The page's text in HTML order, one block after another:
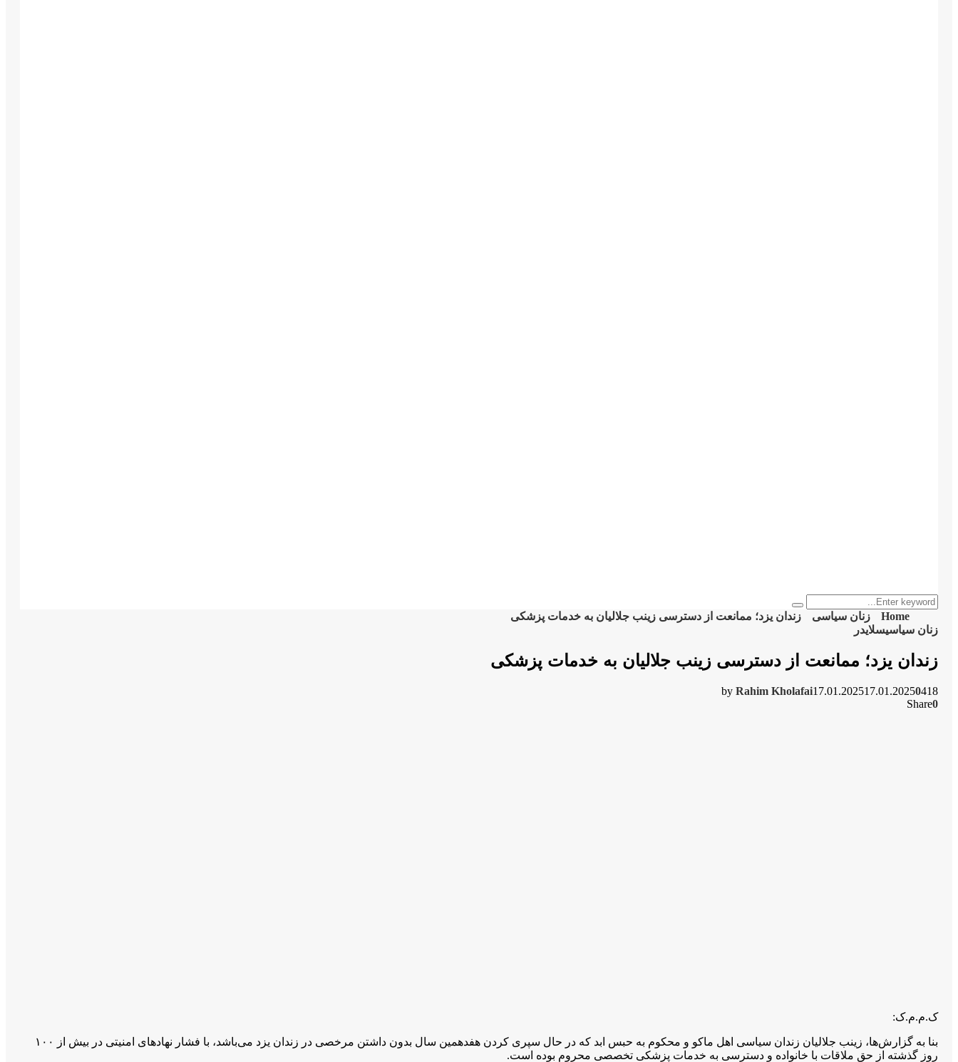
Search
for:
Search
Home زنان سیاسی
زندان یزد؛ ممانعت از دسترسی زینب جلالیان به خدمات پزشکی
زنان سیاسیسلایدر
زندان یزد؛ ممانعت از دسترسی زینب جلالیان به خدمات پزشکی
by Rahim Kholafai17.01.202517.01.20250418
Share0
ک.م.م.ک:
بنا بە گزارش‌ها، زینب جلالیان زندان سیاسی اهل ماکو و محکوم بە حبس ابد کە در حال سپری کردن هفدهمین سال بدون داشتن مرخصی در زندان یزد می‌باشد، با فشار نهادهای امنیتی در بیش از ۱۰۰
روز گذشتە از حق ملاقات با خانوادە و دسترسی بە خدمات پزشکی تخصصی محروم بودە است.